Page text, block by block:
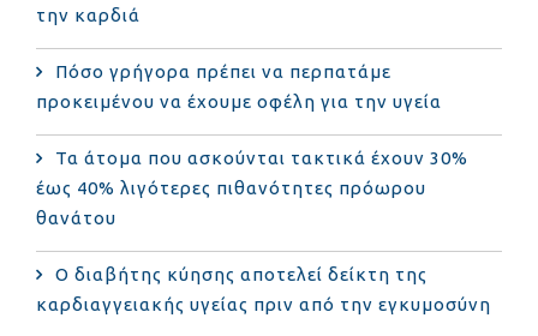
την καρδιά
Πόσο γρήγορα πρέπει να περπατάμε
προκειμένου να έχουμε οφέλη για την υγεία
Τα άτομα που ασκούνται τακτικά έχουν 30%
έως 40% λιγότερες πιθανότητες πρόωρου
θανάτου
Ο διαβήτης κύησης αποτελεί δείκτη της
καρδιαγγειακής υγείας πριν από την εγκυμοσύνη